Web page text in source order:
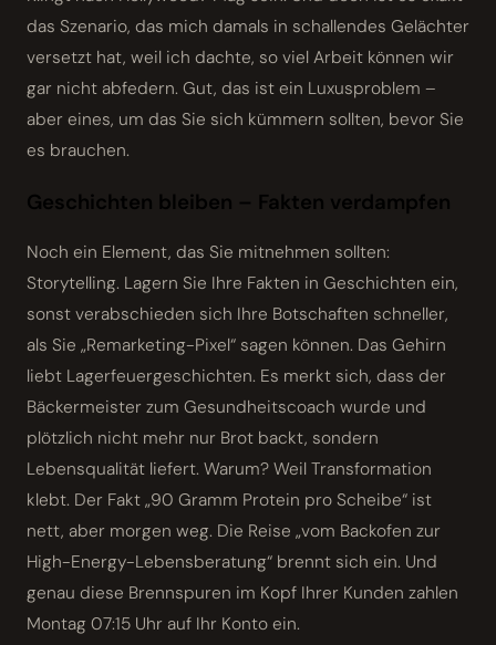
das Szenario, das mich damals in schallendes Gelächter
versetzt hat, weil ich dachte, so viel Arbeit können wir
gar nicht abfedern. Gut, das ist ein Luxusproblem –
aber eines, um das Sie sich kümmern sollten, bevor Sie
es brauchen.
Geschichten bleiben – Fakten verdampfen
Noch ein Element, das Sie mitnehmen sollten:
Storytelling. Lagern Sie Ihre Fakten in Geschichten ein,
sonst verabschieden sich Ihre Botschaften schneller,
als Sie „Remarketing-Pixel“ sagen können. Das Gehirn
liebt Lagerfeuergeschichten. Es merkt sich, dass der
Bäckermeister zum Gesundheitscoach wurde und
plötzlich nicht mehr nur Brot backt, sondern
Lebensqualität liefert. Warum? Weil Transformation
klebt. Der Fakt „90 Gramm Protein pro Scheibe“ ist
nett, aber morgen weg. Die Reise „vom Backofen zur
High-Energy-Lebensberatung“ brennt sich ein. Und
genau diese Brenn­spuren im Kopf Ihrer Kunden zahlen
Montag 07:15 Uhr auf Ihr Konto ein.